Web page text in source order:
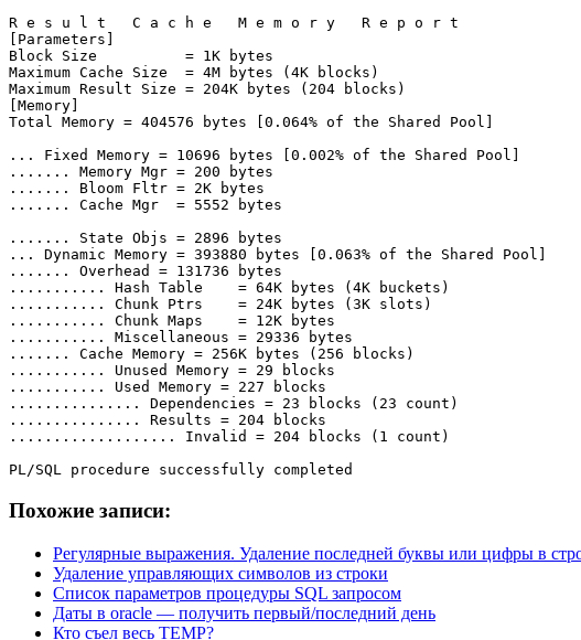
R e s u l t   C a c h e   M e m o r y   R e p o r t
[Parameters]
Block Size          = 1K bytes
Maximum Cache Size  = 4M bytes (4K blocks)
Maximum Result Size = 204K bytes (204 blocks)
[Memory]
Total Memory = 404576 bytes [0.064% of the Shared Pool]
... Fixed Memory = 10696 bytes [0.002% of the Shared Pool]
....... Memory Mgr = 200 bytes
....... Bloom Fltr = 2K bytes
....... Cache Mgr  = 5552 bytes
....... State Objs = 2896 bytes
... Dynamic Memory = 393880 bytes [0.063% of the Shared Pool]
....... Overhead = 131736 bytes
........... Hash Table    = 64K bytes (4K buckets)
........... Chunk Ptrs    = 24K bytes (3K slots)
........... Chunk Maps    = 12K bytes
........... Miscellaneous = 29336 bytes
....... Cache Memory = 256K bytes (256 blocks)
........... Unused Memory = 29 blocks
........... Used Memory = 227 blocks
............... Dependencies = 23 blocks (23 count)
............... Results = 204 blocks
................... Invalid = 204 blocks (1 count)
PL/SQL procedure successfully completed
Похожие записи:
Регулярные выражения. Удаление последней буквы или цифры в
Удаление управляющих символов из строки
Список параметров процедуры SQL запросом
Даты в oracle — получить первый/последний день
Кто съел весь TEMP?